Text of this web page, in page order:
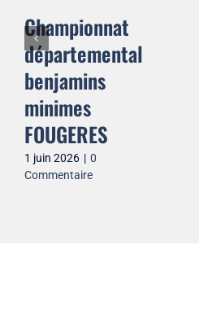
Championnat
départemental
benjamins
minimes
FOUGERES
1 juin 2026 | 0
Commentaire